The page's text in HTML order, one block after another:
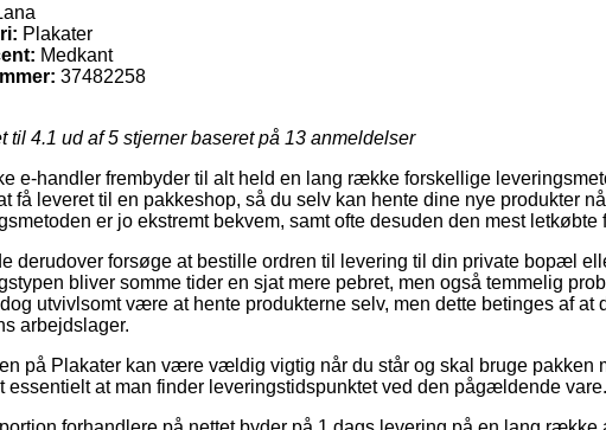
Plakater
Medkant
37482258
til 4.1 ud af 5 stjerner baseret på 13 anmeldelser
e-handler frembyder til alt held en lang række forskellige
få leveret til en pakkeshop, så du selv kan hente dine nye produkter
er jo ekstremt bekvem, samt ofte desuden den mest letkøbte
derudover forsøge at bestille ordren til levering til din private bopæl
bliver somme tider en sjat mere pebret, men også temmelig
utvivlsomt være at hente produkterne selv, men dette betinges af
arbejdslager.
på Plakater kan være vældig vigtig når du står og skal bruge pakken
essentielt at man finder leveringstidspunktet ved den pågældende vare.